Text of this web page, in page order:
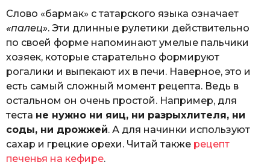
Слово «бармак» с татарского языка означает
«палец». Эти длинные рулетики действительно
по своей форме напоминают умелые пальчики
хозяек, которые старательно формируют
рогалики и выпекают их в печи. Наверное, это и
есть самый сложный момент рецепта. Ведь в
остальном он очень простой. Например, для
теста не нужно ни яиц, ни разрыхлителя, ни
соды, ни дрожжей. А для начинки используют
сахар и грецкие орехи. Читай также рецепт
печенья на кефире.